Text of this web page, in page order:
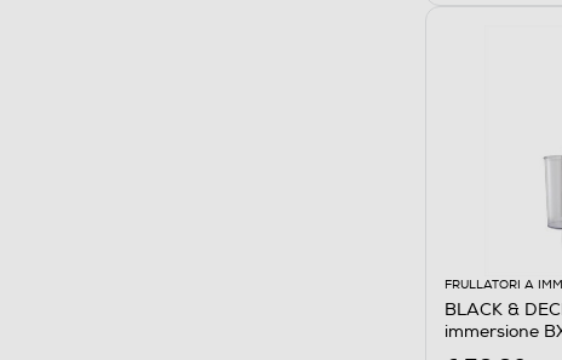
FRULLATORI A
BLACK &
immersione